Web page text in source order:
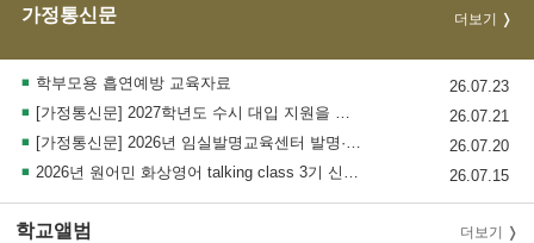
가정통신문 더보기
학부모용 흡연예방 교육자료
26.07.23
[가정통신문] 2027학년도 수시 대입 지원을 위한 대입설명회 안내
26.07.21
[가정통신문] 2026년 임실발명교육센터 발명·메이커 체험교실 운영 안내
26.07.20
2026년 원어민 화상영어 talking class 3기 신청 모집 안내
26.07.15
학교앨범 더보기